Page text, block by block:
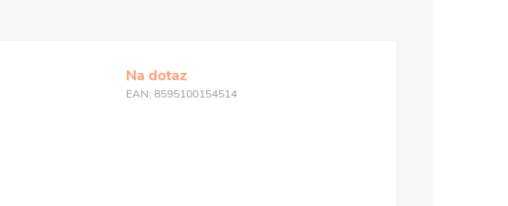
Na dotaz
EAN: 8595100154514